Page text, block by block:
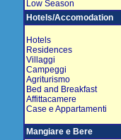
Low Season
Hotels/Accomodation
Hotels
Residences
Villaggi
Campeggi
Agriturismo
Bed and Breakfast
Affittacamere
Case e Appartamenti
Mangiare e Bere